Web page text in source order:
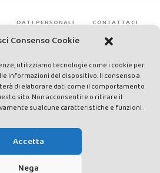
Consenso Cookie
utilizziamo tecnologie come i cookie per
informazioni del dispositivo. Il consenso a
di elaborare dati come il comportamento
sito. Non acconsentire o ritirare il
su alcune caratteristiche e funzioni.
Accetta
Nega
DATI PERSONALI CONTATTACI
presso il Tribunale di Siena con
04/2014 - Direttrice Responsabile: Chiara
- Editore: Valdichiana
P.IVA e C.F. 01377300528 –